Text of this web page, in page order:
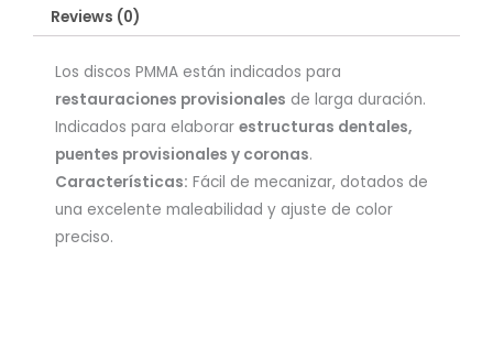
Reviews (0)
Los discos PMMA están indicados para
restauraciones provisionales de larga duración.
Indicados para elaborar estructuras dentales,
puentes provisionales y coronas.
Características: Fácil de mecanizar, dotados de
una excelente maleabilidad y ajuste de color
preciso.